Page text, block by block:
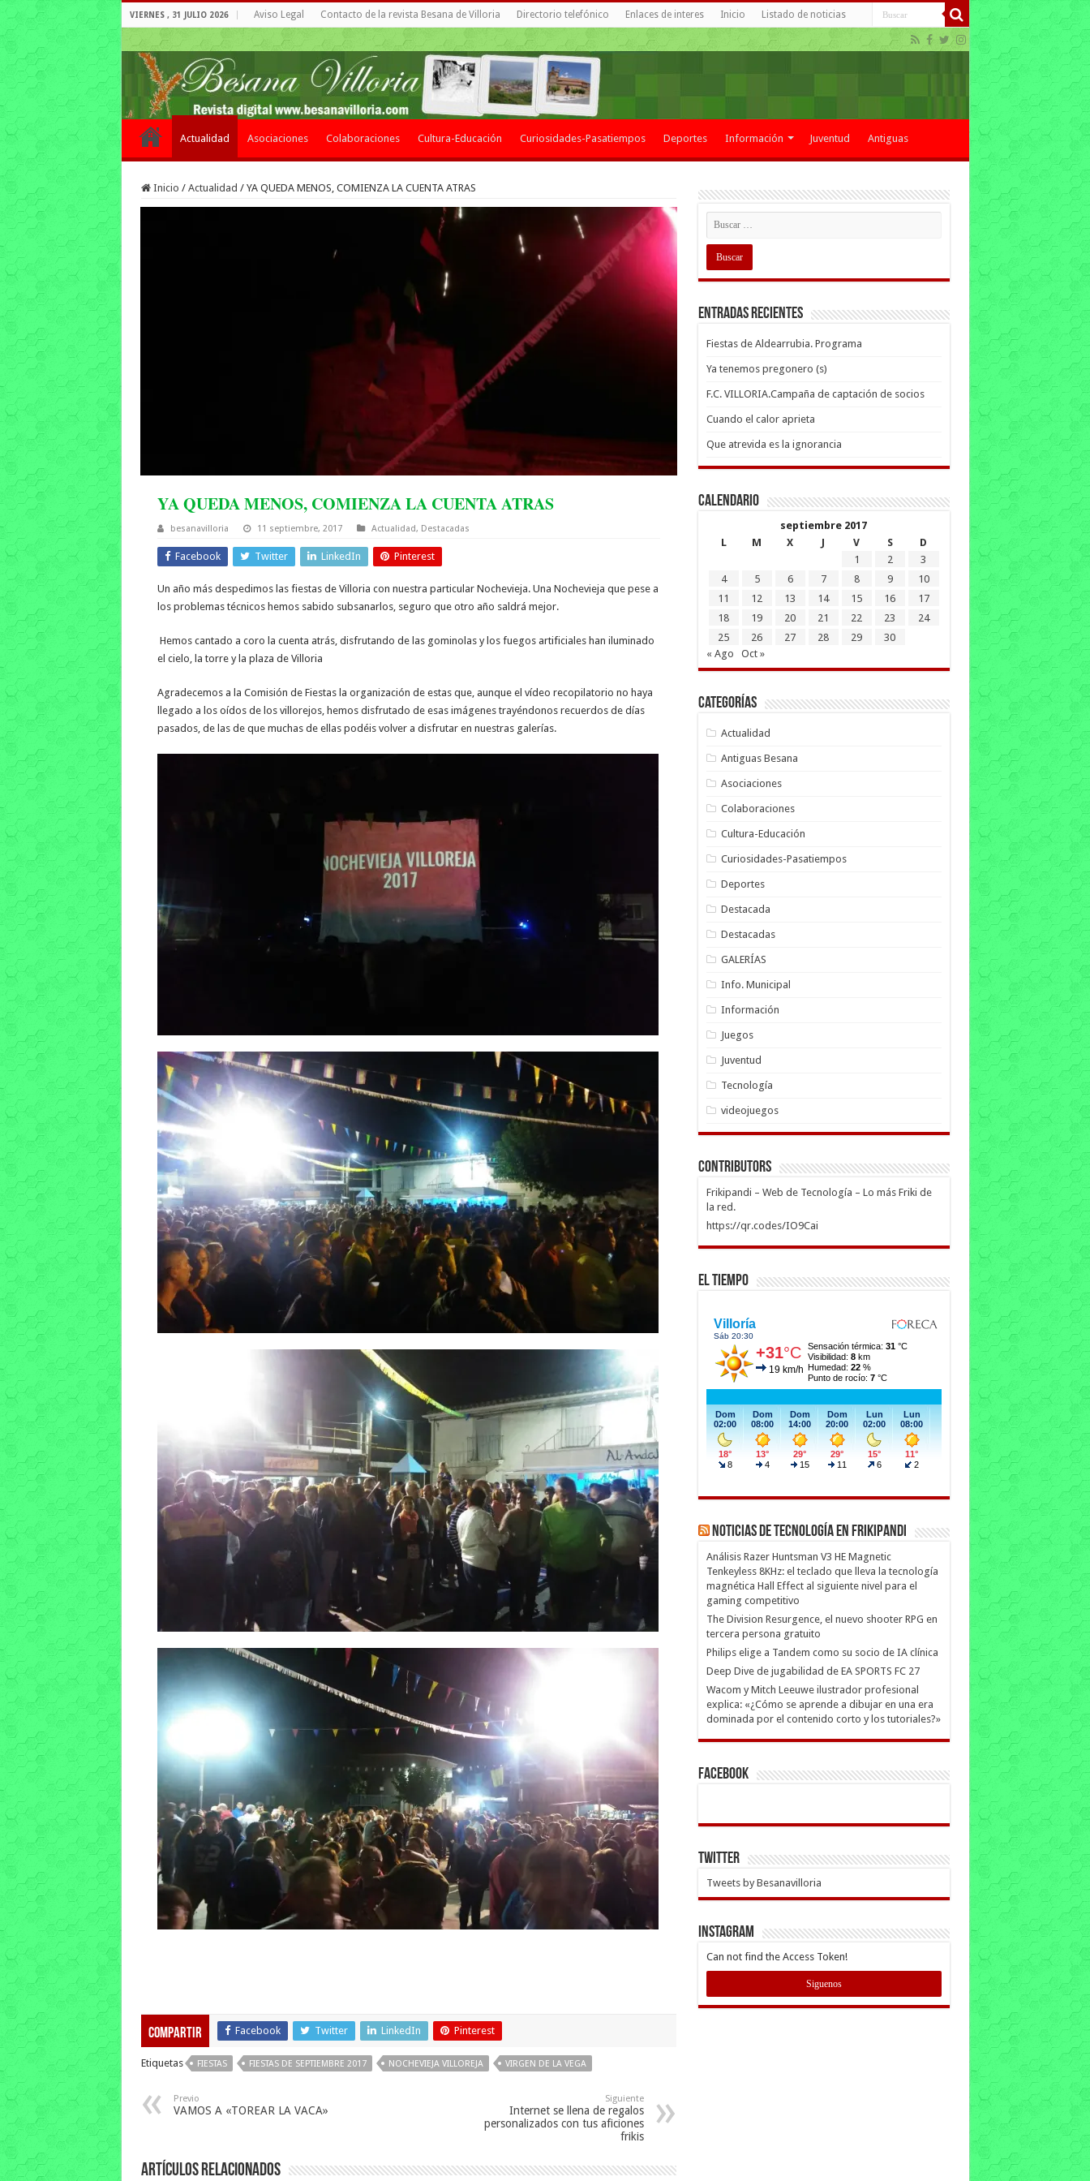
VIERNES , 31 JULIO 2026 Aviso Legal Contacto de la revista Besana de Villoria Directorio telefónico Enlaces de interes Inicio Listado de noticias
Actualidad Asociaciones Colaboraciones Cultura-Educación Curiosidades-Pasatiempos Deportes Información Juventud Antiguas
Inicio / Actualidad / YA QUEDA MENOS, COMIENZA LA CUENTA ATRAS
YA QUEDA MENOS, COMIENZA LA CUENTA ATRAS
besanavilloria 11 septiembre, 2017 Actualidad, Destacadas
Facebook Twitter LinkedIn Pinterest
Un año más despedimos las fiestas de Villoria con nuestra particular Nochevieja. Una Nochevieja que pese a
los problemas técnicos hemos sabido subsanarlos, seguro que otro año saldrá mejor.
Hemos cantado a coro la cuenta atrás, disfrutando de las gominolas y los fuegos artificiales han iluminado
el cielo, la torre y la plaza de Villoria
Agradecemos a la Comisión de Fiestas la organización de estas que, aunque el vídeo recopilatorio no haya
llegado a los oídos de los villorejos, hemos disfrutado de esas imágenes trayéndonos recuerdos de días
pasados, de las de que muchas de ellas podéis volver a disfrutar en nuestras galerías.
Compartir Facebook Twitter LinkedIn Pinterest
Etiquetas FIESTAS FIESTAS DE SEPTIEMBRE 2017 NOCHEVIEJA VILLOREJA VIRGEN DE LA VEGA
Previo
VAMOS A «TOREAR LA VACA»
Siguiente
Internet se llena de regalos
personalizados con tus aficiones
frikis
Artículos relacionados
Entradas recientes
Fiestas de Aldearrubia. Programa
Ya tenemos pregonero (s)
F.C. VILLORIA.Campaña de captación de socios
Cuando el calor aprieta
Que atrevida es la ignorancia
Calendario
septiembre 2017
L
M X J V S
D
1
2
3
4
5 6 7 8 9
10
11
12 13 14 15 16
17
18
19 20 21 22 23
24
25
26 27 28 29
30
« Ago
Oct »
Categorías
Actualidad
Antiguas Besana
Asociaciones
Colaboraciones
Cultura-Educación
Curiosidades-Pasatiempos
Deportes
Destacada
Destacadas
GALERÍAS
Info. Municipal
Información
Juegos
Juventud
Tecnología
videojuegos
Contributors
Frikipandi – Web de Tecnología – Lo más Friki de
la red.
https://qr.codes/IO9Cai
El Tiempo
Noticias de Tecnología en Frikipandi
Análisis Razer Huntsman V3 HE Magnetic
Tenkeyless 8KHz: el teclado que lleva la tecnología
magnética Hall Effect al siguiente nivel para el
gaming competitivo
The Division Resurgence, el nuevo shooter RPG en
tercera persona gratuito
Philips elige a Tandem como su socio de IA clínica
Deep Dive de jugabilidad de EA SPORTS FC 27
Wacom y Mitch Leeuwe ilustrador profesional
explica: «¿Cómo se aprende a dibujar en una era
dominada por el contenido corto y los tutoriales?»
Facebook
Twitter
Tweets by Besanavilloria
INSTAGRAM
Can not find the Access Token!
Siguenos